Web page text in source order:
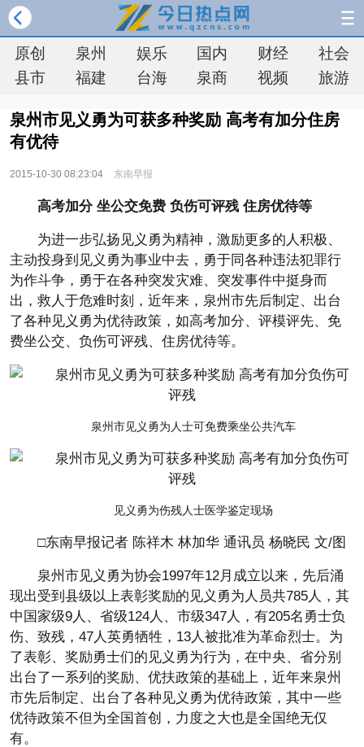
原创 泉州 娱乐 国内 财经
社会
县市
福建 台海 泉商 视频 旅游
泉州市见义勇为可获多种奖励 高考有加分住房
有优待
2015-10-30 08:23:04 东南早报
高考加分 坐公交免费 负伤可评残 住房优待等
为进一步弘扬见义勇为精神，激励更多的人积极、
主动投身到见义勇为事业中去，勇于同各种违法犯罪行
为作斗争，勇于在各种突发灾难、突发事件中挺身而
出，救人于危难时刻，近年来，泉州市先后制定、出台
了各种见义勇为优待政策，如高考加分、评模评先、免
费坐公交、负伤可评残、住房优待等。
泉州市见义勇为人士可免费乘坐公共汽车
见义勇为伤残人士医学鉴定现场
□东南早报记者 陈祥木 林加华 通讯员 杨晓民 文/图
泉州市见义勇为协会1997年12月成立以来，先后涌
现出受到县级以上表彰奖励的见义勇为人员共785人，其
中国家级9人、省级124人、市级347人，有205名勇士负
伤、致残，47人英勇牺牲，13人被批准为革命烈士。为
了表彰、奖励勇士们的见义勇为行为，在中央、省分别
出台了一系列的奖励、优扶政策的基础上，近年来泉州
市先后制定、出台了各种见义勇为优待政策，其中一些
优待政策不但为全国首创，力度之大也是全国绝无仅
有。